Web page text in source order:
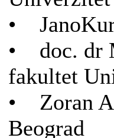
•
• doc. dr
fakultet
• Zoran
Beograd